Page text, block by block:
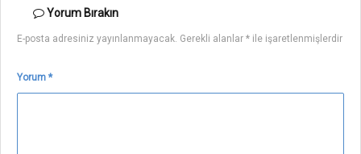
Yorum Bırakın
E-posta adresiniz yayınlanmayacak. Gerekli alanlar * ile işaretlenmişlerdir
Yorum *